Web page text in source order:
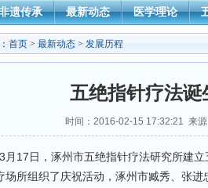
遗传承 最新动态 医学理论
首页 > 最新动态 > 发展历程
五绝指针疗法诞
时间：2016-02-15 17:32:21 来
17日，涿州市五绝指针疗法研究所建
场所组织了庆祝活动，涿州市臧秀、张